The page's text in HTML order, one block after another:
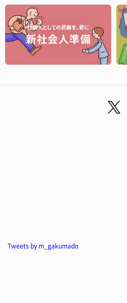
Tweets by m_gakumado